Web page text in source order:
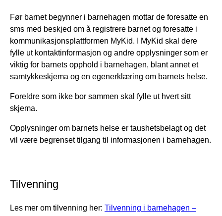
Før barnet begynner i barnehagen mottar de foresatte en
sms med beskjed om å registrere barnet og foresatte i
kommunikasjonsplattformen MyKid. I MyKid skal dere
fylle ut kontaktinformasjon og andre opplysninger som er
viktig for barnets opphold i barnehagen, blant annet et
samtykkeskjema og en egenerklæring om barnets helse.
Foreldre som ikke bor sammen skal fylle ut hvert sitt
skjema.
Opplysninger om barnets helse er taushetsbelagt og det
vil være begrenset tilgang til informasjonen i barnehagen.
Tilvenning
Les mer om tilvenning her: Tilvenning i barnehagen –